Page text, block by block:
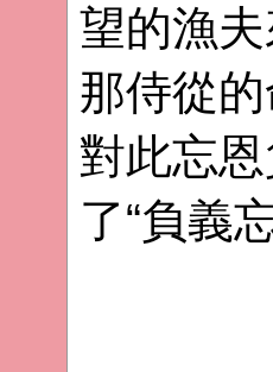
望的漁
那侍從
對此忘
了“負義